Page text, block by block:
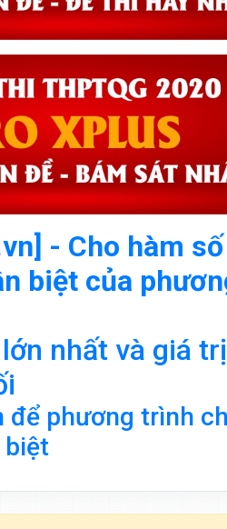
- Cho hàm
biệt của
nhất và giá
để phương trình
biệt